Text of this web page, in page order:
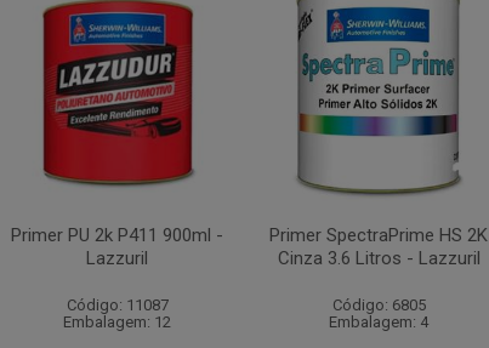
Primer PU 2k P411 900ml -
Lazzuril
Código: 11087
Embalagem: 12
Primer SpectraPrime HS 2K
Cinza 3.6 Litros - Lazzuril
Código: 6805
Embalagem: 4